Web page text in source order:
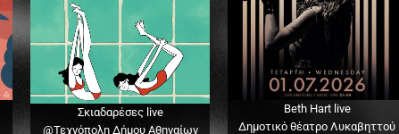
Σκιαδαρέσες live
@Τεχνόπολη Δήμου Αθηναίων
Beth Hart live
Δημοτικό θέατρο Λυκαβηττού